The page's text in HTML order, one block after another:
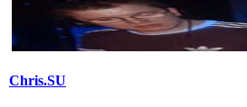
Chris.SU